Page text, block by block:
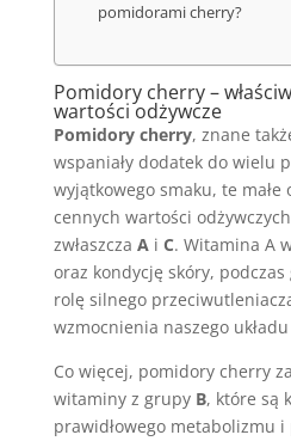
pomidorami cherry?
Pomidory cherry –
wartości odżywcze
Pomidory cherry, znane
wspaniały dodatek do wielu
wyjątkowego smaku, te małe
cennych wartości
zwłaszcza Ai C. Witamina A
oraz kondycję skóry, podczas
rolę silnego
wzmocnienia naszego
Co więcej, pomidory cherry
witaminy z grupy B, które są
prawidłowego metabolizmu